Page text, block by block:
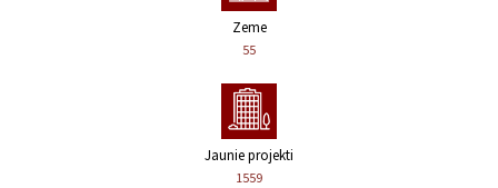
Zeme
55
Jaunie projekti
1559